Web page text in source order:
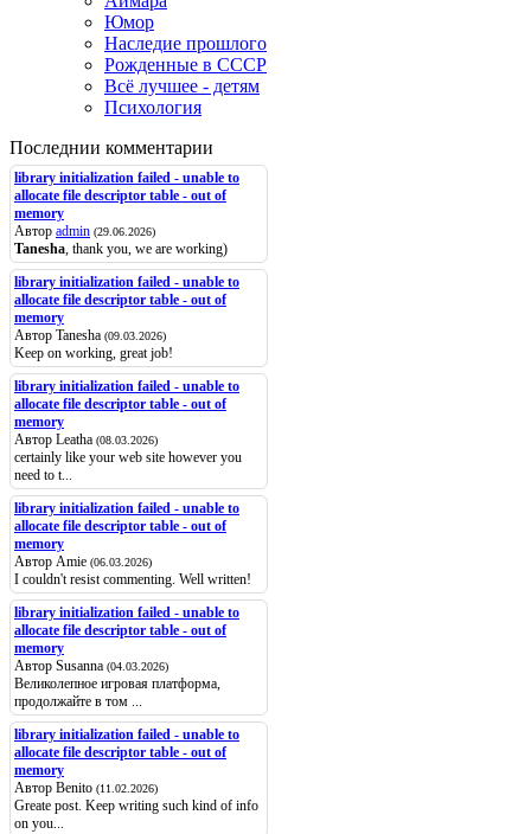
Юмор
Наследие прошлого
Рожденные в СССР
Всё лучшее - детям
Психология
Последнии комментарии
library initialization failed - unable to
allocate file descriptor table - out of
memory
Автор admin (29.06.2026)
Tanesha, thank you, we are working)
library initialization failed - unable to
allocate file descriptor table - out of
memory
Автор Tanesha (09.03.2026)
Keep on working, great job!
library initialization failed - unable to
allocate file descriptor table - out of
memory
Автор Leatha (08.03.2026)
certainly like your web site however you
need to t...
library initialization failed - unable to
allocate file descriptor table - out of
memory
Автор Amie (06.03.2026)
I couldn't resist commenting. Well written!
library initialization failed - unable to
allocate file descriptor table - out of
memory
Автор Susanna (04.03.2026)
Великолепное игровая платформа,
продолжайте в том ...
library initialization failed - unable to
allocate file descriptor table - out of
memory
Автор Benito (11.02.2026)
Greate post. Keep writing such kind of info
on you...